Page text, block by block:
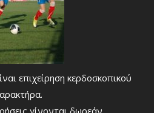
επιχείρηση κερδοσκοπικού